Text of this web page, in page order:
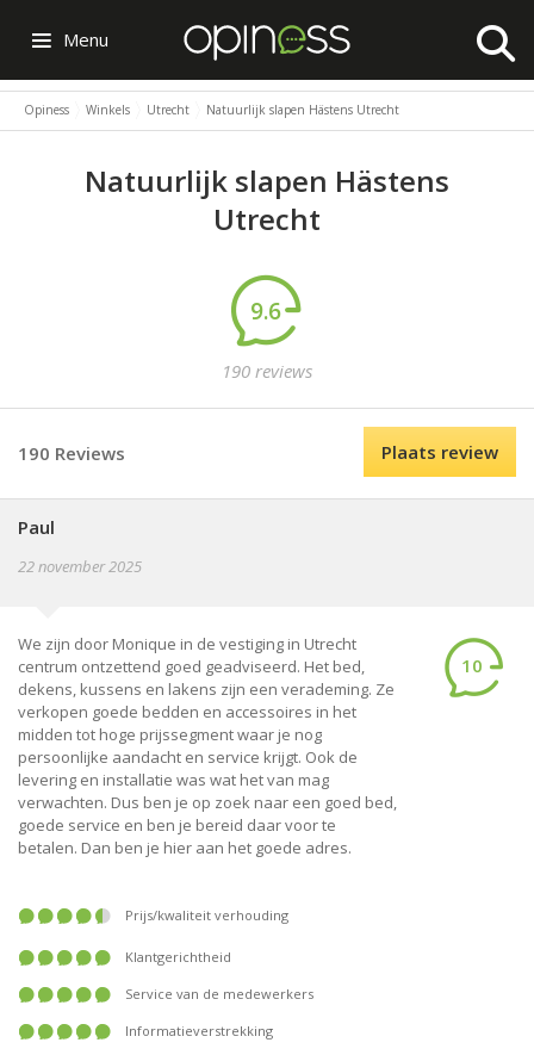
Menu
Opiness Winkels Utrecht Natuurlijk slapen Hästens Utrecht
Natuurlijk slapen Hästens
Utrecht
9.6
190 reviews
190 Reviews Plaats review
Paul
22 november 2025
We zijn door Monique in de vestiging in Utrecht
centrum ontzettend goed geadviseerd. Het bed,
dekens, kussens en lakens zijn een verademing. Ze
verkopen goede bedden en accessoires in het
midden tot hoge prijssegment waar je nog
persoonlijke aandacht en service krijgt. Ook de
levering en installatie was wat het van mag
verwachten. Dus ben je op zoek naar een goed bed,
goede service en ben je bereid daar voor te
betalen. Dan ben je hier aan het goede adres.
10
prijs/kwaliteit verhouding
klantgerichtheid
service van de medewerkers
informatieverstrekking